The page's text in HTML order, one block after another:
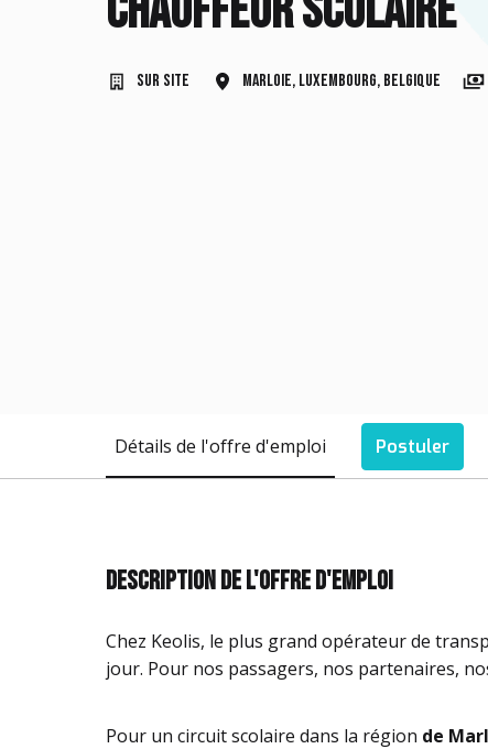
Sur site Marloie, Luxembourg, Belgique
Détails de l'offre d'emploi Postuler
Description de l'offre d'emploi
Chez Keolis, le plus grand opérateur de
jour. Pour nos passagers, nos partenaires,
Pour un circuit scolaire dans la région de